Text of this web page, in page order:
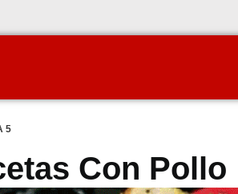
5
Con Pollo